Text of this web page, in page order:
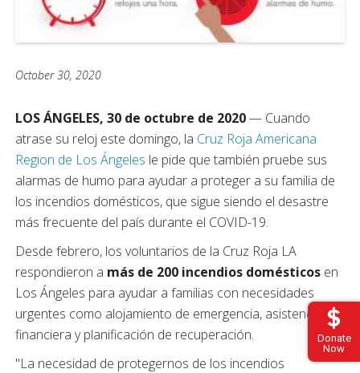
Donate
Now
October 30, 2020
LOS ÁNGELES, 30 de octubre de 2020— Cuando
atrase su reloj este domingo, la Cruz Roja Americana
Region de Los Ángeles le pide que también pruebe sus
alarmas de humo para ayudar a proteger a su familia de
los incendios domésticos, que sigue siendo el desastre
más frecuente del país durante el COVID-19.
Desde febrero, los voluntarios de la Cruz Roja LA
respondieron a más de 200 incendios domésticos en
Los Ángeles para ayudar a familias con necesidades
urgentes como alojamiento de emergencia, asistencia
financiera y planificación de recuperación.
"La necesidad de protegernos de los incendios